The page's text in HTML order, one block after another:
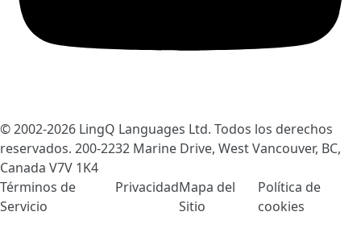
© 2002-2026 LingQ Languages Ltd. Todos los derechos
reservados. 200-2232 Marine Drive, West Vancouver, BC,
Canada V7V 1K4
Términos de
Servicio
PrivacidadMapa del
Sitio
Política de
cookies